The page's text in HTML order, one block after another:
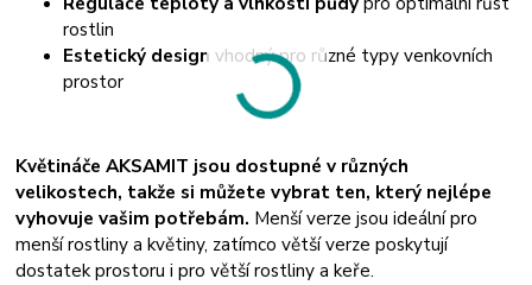
rostlin
Estetický design vhodný pro různé typy venkovních
prostor
Květináče AKSAMIT jsou dostupné v různých
velikostech, takže si můžete vybrat ten, který nejlépe
vyhovuje vašim potřebám. Menší verze jsou ideální pro
menší rostliny a květiny, zatímco větší verze poskytují
dostatek prostoru i pro větší rostliny a keře.